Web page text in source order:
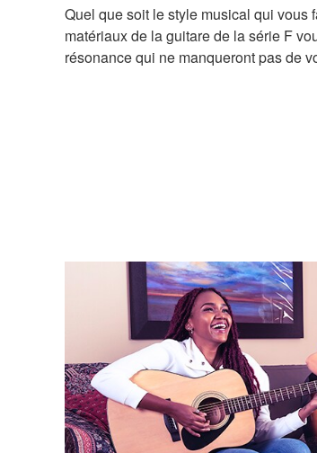
Quel que soit le style musical qui vous
matériaux de la guitare de la série F
résonance qui ne manqueront pas de